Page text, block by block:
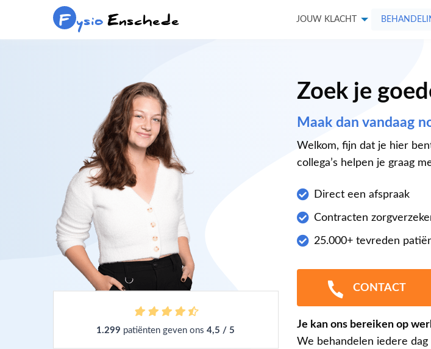
F ysioEnschede JOUW KLACHT
1.299 patiënten geven ons4,5 / 5
Zoek je
Maak dan vandaag
Welkom, fijn dat je hier
collega’s helpen je graag
Direct een afspraak
Contracten
25.000+ tevreden
CONTACT
Je kan ons bereiken op
We behandelen iedere dag